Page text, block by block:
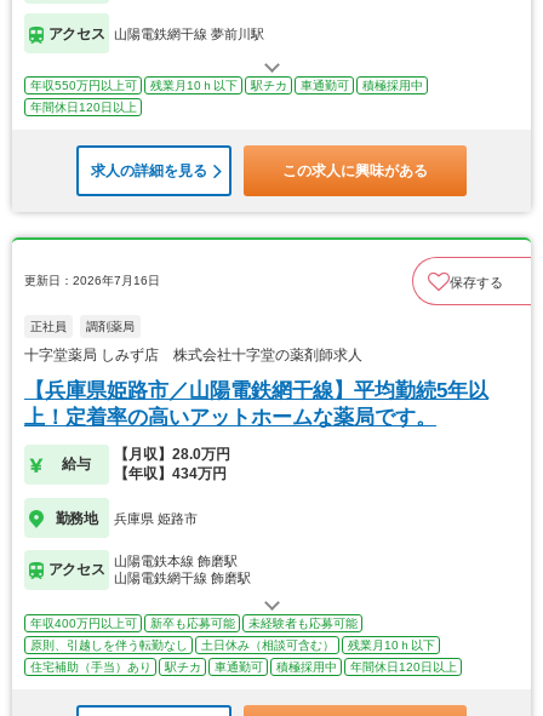
アクセス 山陽電鉄網干線 夢前川駅
年収550万円以上可 残業月10ｈ以下 駅チカ 車通勤可
積極採用中
年間休日120日以上
求人の詳細を見る この求人に興味がある
更新日：2026年7月16日 保存する
正社員 調剤薬局
十字堂薬局 しみず店 株式会社十字堂の薬剤師求人
【兵庫県姫路市／山陽電鉄網干線】平均勤続5年以
上！定着率の高いアットホームな薬局です。
給与
【月収】28.0万円
【年収】434万円
勤務地 兵庫県 姫路市
アクセス
山陽電鉄本線 飾磨駅
山陽電鉄網干線 飾磨駅
年収400万円以上可 新卒も応募可能
未経験者も応募可能
原則、引越しを伴う転勤なし
土日休み（相談可含む）
残業月10ｈ以下
住宅補助（手当）あり
駅チカ 車通勤可 積極採用中 年間休日120日以上